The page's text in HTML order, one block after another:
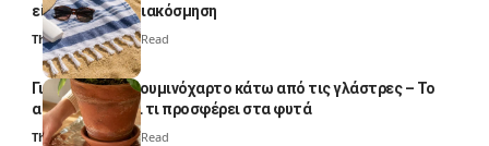
είναι μόνο για διακόσμηση
Thali Ombre5 Min Read
Γιατί βάζουν αλουμινόχαρτο κάτω από τις γλάστρες – Το
απλό κόλπο και τι προσφέρει στα φυτά
Thali Ombre4 Min Read